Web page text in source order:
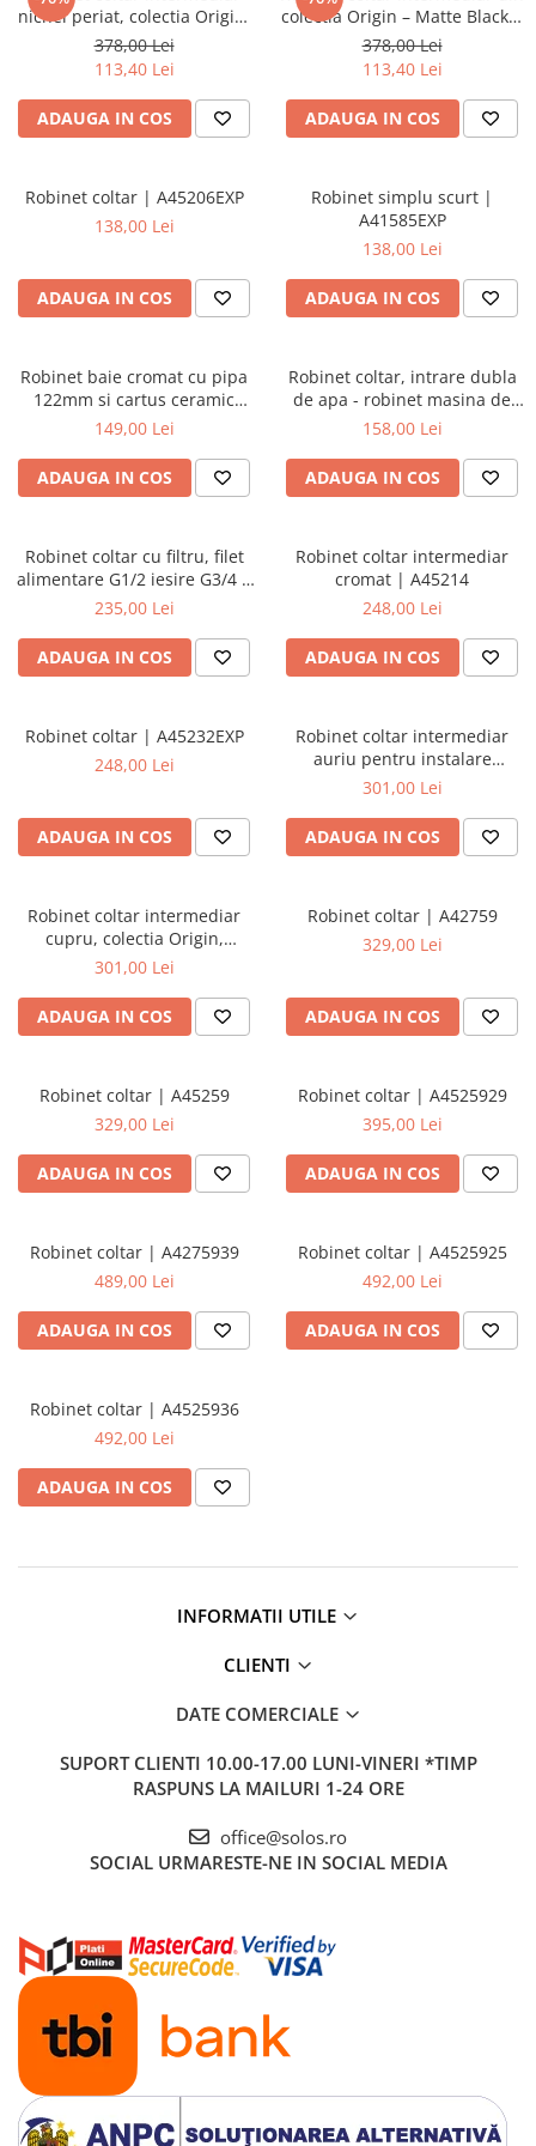
Baterii lavoar montare pe tavan
Baterii pentru bideu
Robinete baie
Robinete coltar
Robinete de trecere
nichel periat, colectia Origin,
pentru instalare standard |
A4521434
378,00 Lei
113,40 Lei
ADAUGA IN COS
colectia Origin – Matte Black |
A4521436WTC
378,00 Lei
113,40 Lei
ADAUGA IN COS
Robinet coltar | A45206EXP
138,00 Lei
ADAUGA IN COS
Robinet simplu scurt |
A41585EXP
138,00 Lei
ADAUGA IN COS
Robinet baie cromat cu pipa
122mm si cartus ceramic
180°, montaj pe perete |
149,00 Lei
ADAUGA IN COS
Robinet coltar, intrare dubla
de apa - robinet masina de
spalat | A45245EXP
158,00 Lei
ADAUGA IN COS
Robinet coltar cu filtru, filet
alimentare G1/2 iesire G3/4 |
A45225EXP
235,00 Lei
ADAUGA IN COS
Robinet coltar intermediar
cromat | A45214
248,00 Lei
ADAUGA IN COS
Robinet coltar | A45232EXP
248,00 Lei
ADAUGA IN COS
Robinet coltar intermediar
auriu pentru instalare
standard, colectia Origin, din
301,00 Lei
ADAUGA IN COS
Robinet coltar intermediar
cupru, colectia Origin,
instalare standard, din alama
301,00 Lei
ADAUGA IN COS
Robinet coltar | A42759
329,00 Lei
ADAUGA IN COS
Robinet coltar | A45259
329,00 Lei
ADAUGA IN COS
Robinet coltar | A4525929
395,00 Lei
ADAUGA IN COS
Robinet coltar | A4275939
489,00 Lei
ADAUGA IN COS
Robinet coltar | A4525925
492,00 Lei
ADAUGA IN COS
Robinet coltar | A4525936
492,00 Lei
ADAUGA IN COS
INFORMATII UTILE
CLIENTI
DATE COMERCIALE
SUPORT CLIENTI 10.00-17.00 LUNI-VINERI *TIMP
RASPUNS LA MAILURI 1-24 ORE
office@solos.ro
SOCIAL URMARESTE-NE IN SOCIAL MEDIA